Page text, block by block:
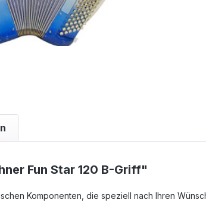
Fun Star 120 B-Griff"
Komponenten, die speziell nach Ihren